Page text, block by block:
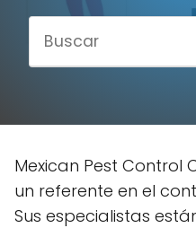
Mexican Pest Control
un referente en el
Sus especialistas